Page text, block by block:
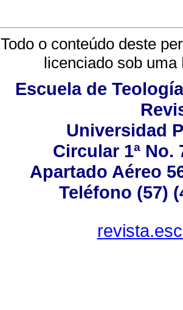
Todo o conteúdo deste
licenciado sob uma
Escuela de
Universidad
Circular 1ª No.
Apartado Aéreo
Teléfono (57)